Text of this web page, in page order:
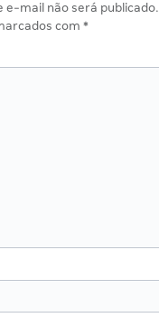
e-mail não será publicado.
com *